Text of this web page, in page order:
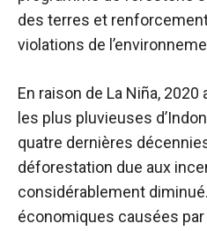
des terres et
violations de
En raison de La Niña, 2020
les plus pluvieuses
quatre dernières
déforestation due aux
considérablement
économiques causées par